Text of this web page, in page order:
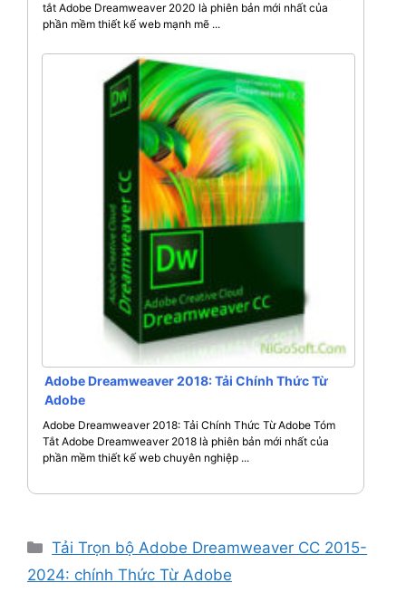
tắt Adobe Dreamweaver 2020 là phiên bản mới nhất của
phần mềm thiết kế web mạnh mẽ ...
Adobe Dreamweaver 2018: Tải Chính Thức Từ
Adobe
Adobe Dreamweaver 2018: Tải Chính Thức Từ Adobe Tóm
Tắt Adobe Dreamweaver 2018 là phiên bản mới nhất của
phần mềm thiết kế web chuyên nghiệp ...
Danh
mục
Tải Trọn bộ Adobe Dreamweaver CC 2015-
2024: chính Thức Từ Adobe